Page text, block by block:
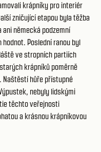
krápníky pro interiér
zničující etapou byla těžba
německá podzemní
Poslední ranou byl
ve stropních partiích
krápníků poměrně
hůře přístupné
nebyly lidskými
těchto veřejnosti
a krásnou krápníkovou